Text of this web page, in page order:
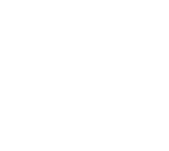
Softbox - Kolay Hızlı